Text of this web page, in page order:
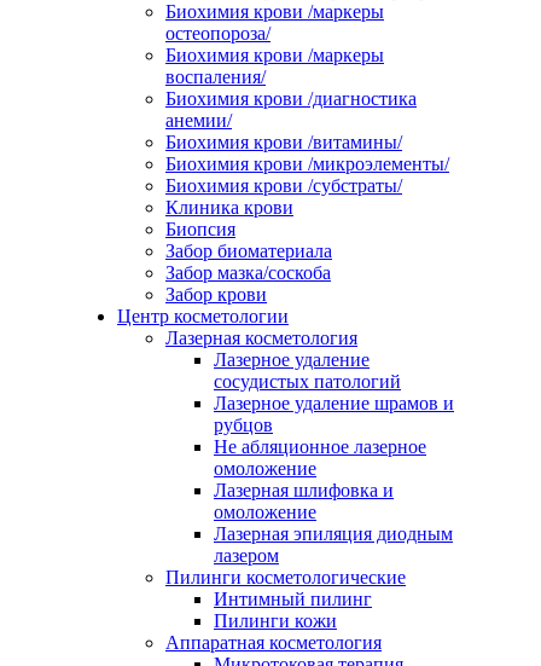
Биохимия крови /маркеры
остеопороза/
Биохимия крови /маркеры
воспаления/
Биохимия крови /диагностика
анемии/
Биохимия крови /витамины/
Биохимия крови /микроэлементы/
Биохимия крови /субстраты/
Клиника крови
Биопсия
Забор биоматериала
Забор мазка/соскоба
Забор крови
Центр косметологии
Лазерная косметология
Лазерное удаление
сосудистых патологий
Лазерное удаление шрамов и
рубцов
Не абляционное лазерное
омоложение
Лазерная шлифовка и
омоложение
Лазерная эпиляция диодным
лазером
Пилинги косметологические
Интимный пилинг
Пилинги кожи
Аппаратная косметология